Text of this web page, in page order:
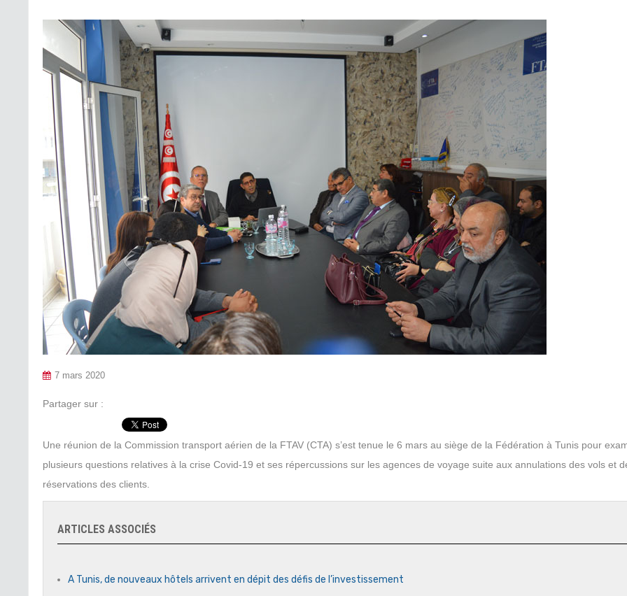
7 mars 2020
Partager sur :
Une réunion de la Commission transport aérien de la FTAV (CTA) s’est tenue le 6 mars au siège de la Fédération à Tunis pour
plusieurs questions relatives à la crise Covid-19 et ses répercussions sur les agences de voyage suite aux annulations des vols et
réservations des clients.
ARTICLES ASSOCIÉS
A Tunis, de nouveaux hôtels arrivent en dépit des défis de l’investissement